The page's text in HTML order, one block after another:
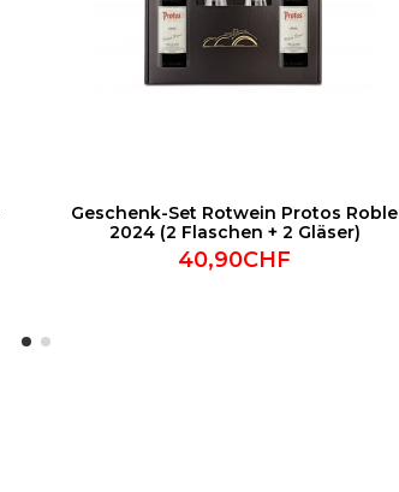
Geschenk-Set Rotwein Protos Roble
2024 (2 Flaschen + 2 Gläser)
40,90CHF